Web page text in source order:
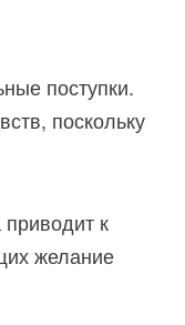
поступки.
поскольку
к
желание